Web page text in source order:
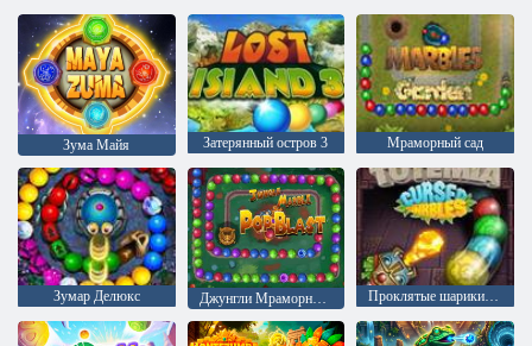
Зума Майя Затерянный остров 3 Мраморный сад
Зумар Делюкс Джунгли Мраморный взрыв Проклятые шарики Тотемии